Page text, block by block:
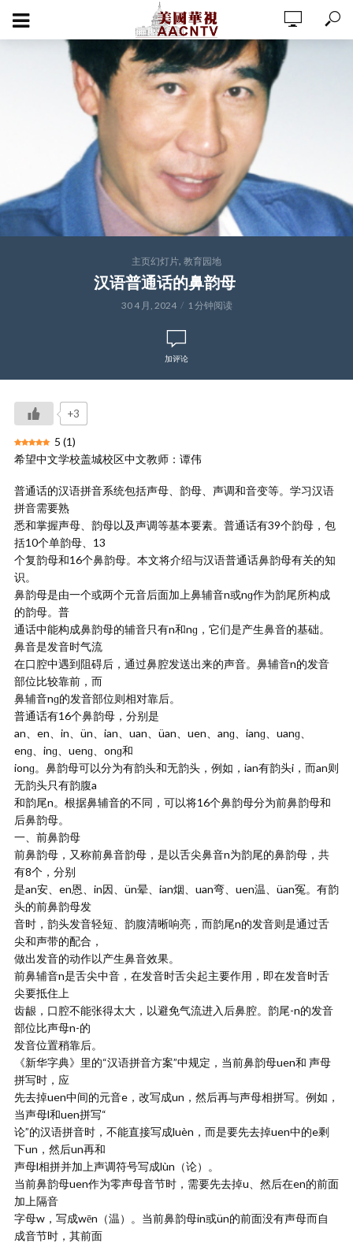
主页幻灯片, 教育园地
汉语普通话的鼻韵母
30 4 月, 2024 1 分钟阅读
加评论
+3
5 (1)
希望中文学校盖城校区中文教师：谭伟
普通话的汉语拼音系统包括声母、韵母、声调和音变等。学习汉语
拼音需要熟
悉和掌握声母、韵母以及声调等基本要素。普通话有39个韵母，包
括10个单韵母、13
个复韵母和16个鼻韵母。本文将介绍与汉语普通话鼻韵母有关的知
识。
鼻韵母是由一个或两个元音后面加上鼻辅音n或nɡ作为韵尾所构成
的韵母。普
通话中能构成鼻韵母的辅音只有n和nɡ，它们是产生鼻音的基础。
鼻音是发音时气流
在口腔中遇到阻碍后，通过鼻腔发送出来的声音。鼻辅音n的发音
部位比较靠前，而
鼻辅音nɡ的发音部位则相对靠后。
普通话有16个鼻韵母，分别是
an、en、in、ün、ian、uan、üan、uen、anɡ、ianɡ、uanɡ、
enɡ、inɡ、uenɡ、onɡ和
ionɡ。鼻韵母可以分为有韵头和无韵头，例如，ian有韵头i，而an则
无韵头只有韵腹a
和韵尾n。根据鼻辅音的不同，可以将16个鼻韵母分为前鼻韵母和
后鼻韵母。
一、前鼻韵母
前鼻韵母，又称前鼻音韵母，是以舌尖鼻音n为韵尾的鼻韵母，共
有8个，分别
是an安、en恩、in因、ün晕、ian烟、uan弯、uen温、üan冤。有韵
头的前鼻韵母发
音时，韵头发音轻短、韵腹清晰响亮，而韵尾n的发音则是通过舌
尖和声带的配合，
做出发音的动作以产生鼻音效果。
前鼻辅音n是舌尖中音，在发音时舌尖起主要作用，即在发音时舌
尖要抵住上
齿龈，口腔不能张得太大，以避免气流进入后鼻腔。韵尾-n的发音
部位比声母n-的
发音位置稍靠后。
《新华字典》里的“汉语拼音方案”中规定，当前鼻韵母uen和 声母
拼写时，应
先去掉uen中间的元音e，改写成un，然后再与声母相拼写。例如，
当声母l和uen拼写“
论”的汉语拼音时，不能直接写成luèn，而是要先去掉uen中的e剩
下un，然后un再和
声母l相拼并加上声调符号写成lùn（论）。
当前鼻韵母uen作为零声母音节时，需要先去掉u、然后在en的前面
加上隔音
字母w，写成wēn（温）。当前鼻韵母in或ün的前面没有声母而自
成音节时，其前面